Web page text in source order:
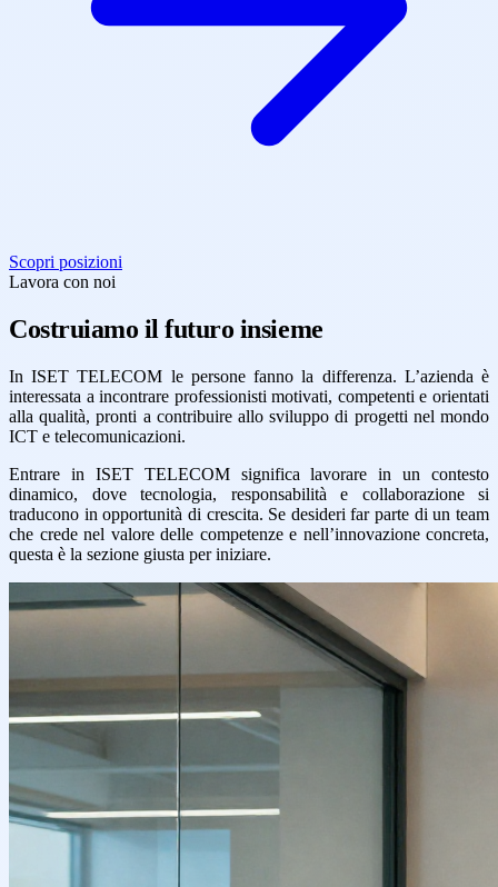
Scopri posizioni
Lavora con noi
Costruiamo il futuro insieme
In ISET TELECOM le persone fanno la differenza. L’azienda è
interessata a incontrare professionisti motivati, competenti e orientati
alla qualità, pronti a contribuire allo sviluppo di progetti nel mondo
ICT e telecomunicazioni.
Entrare in ISET TELECOM significa lavorare in un contesto
dinamico, dove tecnologia, responsabilità e collaborazione si
traducono in opportunità di crescita. Se desideri far parte di un team
che crede nel valore delle competenze e nell’innovazione concreta,
questa è la sezione giusta per iniziare.